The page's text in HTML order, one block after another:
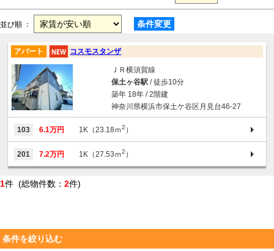
並び順 ： 条件変更
アパート コスモスタンザ
ＪＲ横須賀線
保土ヶ谷駅/ 徒歩10分
築年 18年 / 2階建
神奈川県横浜市保土ケ谷区月見台46-27
103 6.1万円 1K（23.18ｍ2 ）
201 7.2万円 1K（27.53ｍ2 ）
1件 (総物件数： 2件)
条件を絞り込む